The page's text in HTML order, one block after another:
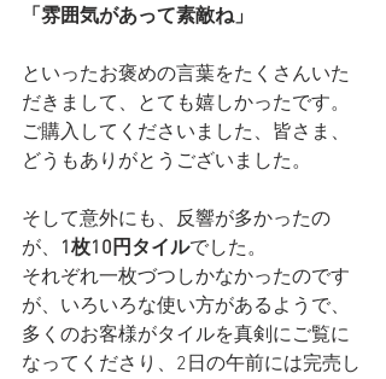
「雰囲気があって素敵ね」
といったお褒めの言葉をたくさんいた
だきまして、とても嬉しかったです。
ご購入してくださいました、皆さま、
どうもありがとうございました。
そして意外にも、反響が多かったの
が、 1枚10円タイルでした。
それぞれ一枚づつしかなかったのです
が、いろいろな使い方があるようで、
多くのお客様がタイルを真剣にご覧に
なってくださり、2日の午前には完売し